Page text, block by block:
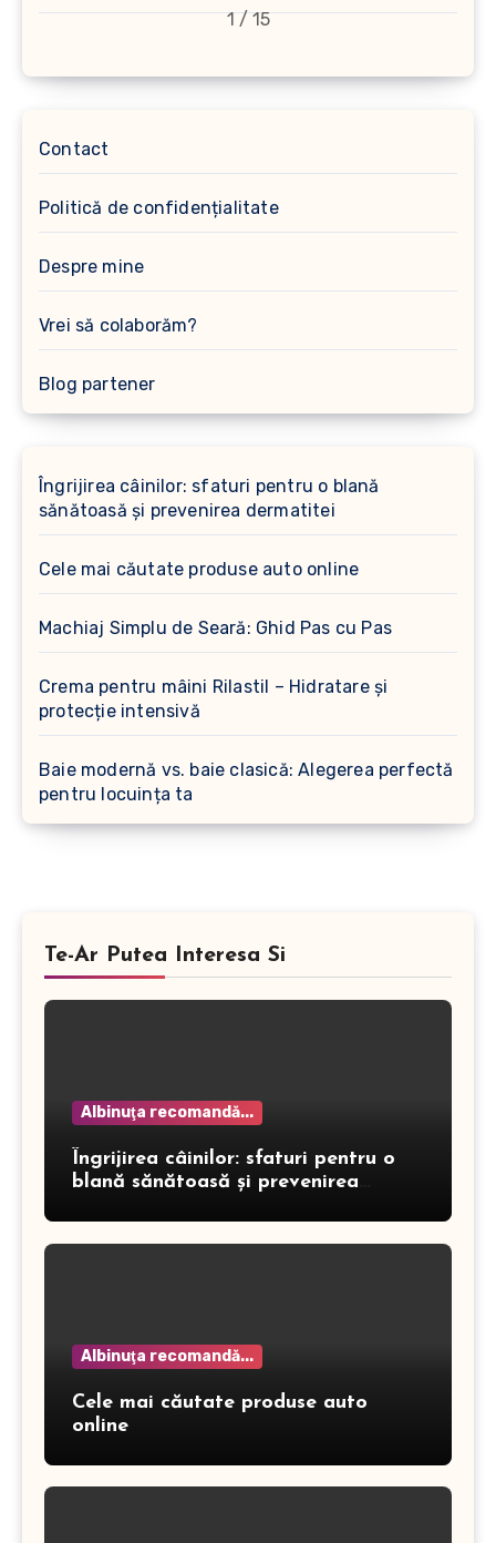
1 / 15
Contact
Politică de confidențialitate
Despre mine
Vrei să colaborăm?
Blog partener
Îngrijirea câinilor: sfaturi pentru o blană
sănătoasă și prevenirea dermatitei
Cele mai căutate produse auto online
Machiaj Simplu de Seară: Ghid Pas cu Pas
Crema pentru mâini Rilastil – Hidratare și
protecție intensivă
Baie modernă vs. baie clasică: Alegerea perfectă
pentru locuința ta
Te-Ar Putea Interesa Si
Albinuţa recomandă...
Îngrijirea câinilor: sfaturi pentru o
blană sănătoasă și prevenirea
Albinuţa recomandă...
Cele mai căutate produse auto
online